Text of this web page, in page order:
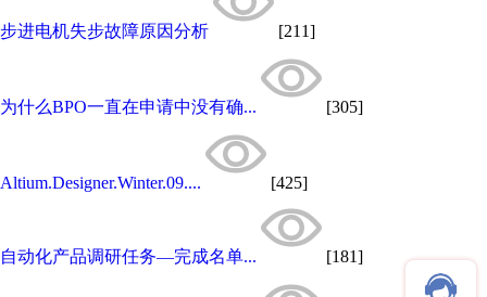
步进电机失步故障原因分析 [211]
为什么BPO一直在申请中没有确... [305]
Altium.Designer.Winter.09.... [425]
自动化产品调研任务—完成名单... [181]